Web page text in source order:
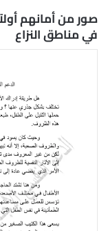
صور من أمانهم
في مناطق النزاع